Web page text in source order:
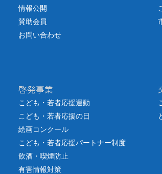
情報公開
賛助会員
お問い合わせ
啓発事業
こども・若者応援運動
こども・若者応援の日
絵画コンクール
こども・若者応援パートナー制度
飲酒・喫煙防止
有害情報対策